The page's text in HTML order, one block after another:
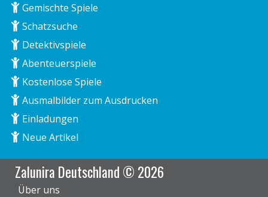
Gemischte Spiele
Schatzsuche
Detektivspiele
Abenteuerspiele
Kostenlose Spiele
Ausmalbilder zum Ausdrucken
Einladungen
Neue Artikel
Zalunira Deutschland © 2026
Über uns